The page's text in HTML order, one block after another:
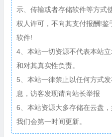
示、传输或者存储软件等方式
权人许可，不向其支付报酬!
软件!
4、本站一切资源不代表本站
和对其真实性负责。
5、本站一律禁止以任何方式
息，访客发现请向站长举报
6、本站资源大多存储在云盘
我们会第一时间更新。